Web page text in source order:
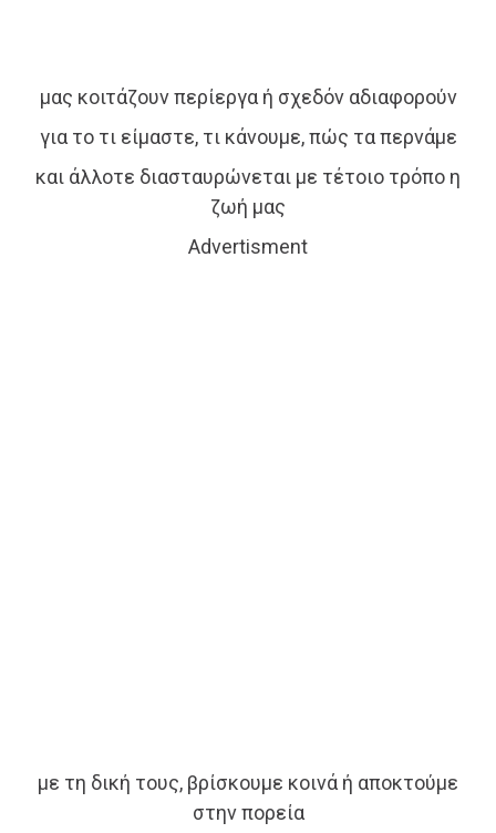
μας κοιτάζουν περίεργα ή σχεδόν αδιαφορούν
για το τι είμαστε, τι κάνουμε, πώς τα περνάμε
και άλλοτε διασταυρώνεται με τέτοιο τρόπο η
ζωή μας
Advertisment
με τη δική τους, βρίσκουμε κοινά ή αποκτούμε
στην πορεία